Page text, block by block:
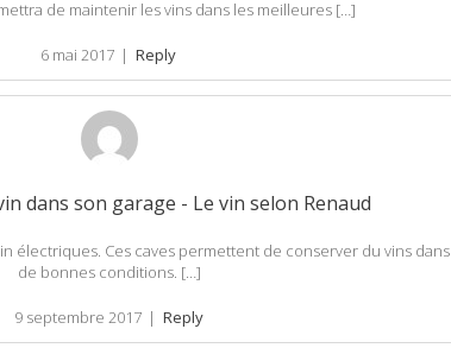
de maintenir les vins dans les meilleures […]
6 mai 2017 | Reply
dans son garage - Le vin selon Renaud
électriques. Ces caves permettent de conserver du vins dans
de bonnes conditions. […]
9 septembre 2017 | Reply